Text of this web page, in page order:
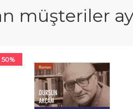
müşteriler
50%